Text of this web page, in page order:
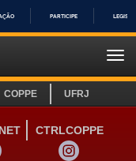
PARTICIPE
COPPE UFRJ
CTRLCOPPE
INSTAGRAM